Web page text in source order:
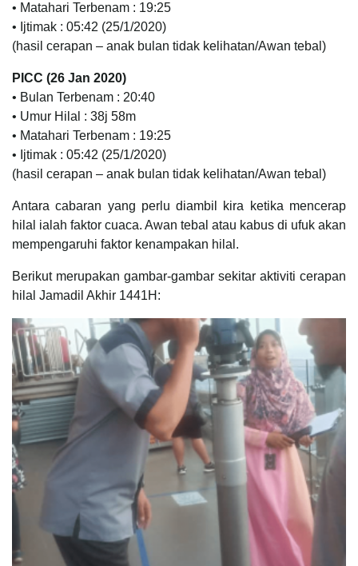
• Matahari Terbenam : 19:25
• Ijtimak : 05:42 (25/1/2020)
(hasil cerapan – anak bulan tidak kelihatan/Awan tebal)
PICC (26 Jan 2020)
• Bulan Terbenam : 20:40
• Umur Hilal : 38j 58m
• Matahari Terbenam : 19:25
• Ijtimak : 05:42 (25/1/2020)
(hasil cerapan – anak bulan tidak kelihatan/Awan tebal)
Antara cabaran yang perlu diambil kira ketika mencerap
hilal ialah faktor cuaca. Awan tebal atau kabus di ufuk akan
mempengaruhi faktor kenampakan hilal.
Berikut merupakan gambar-gambar sekitar aktiviti cerapan
hilal Jamadil Akhir 1441H: